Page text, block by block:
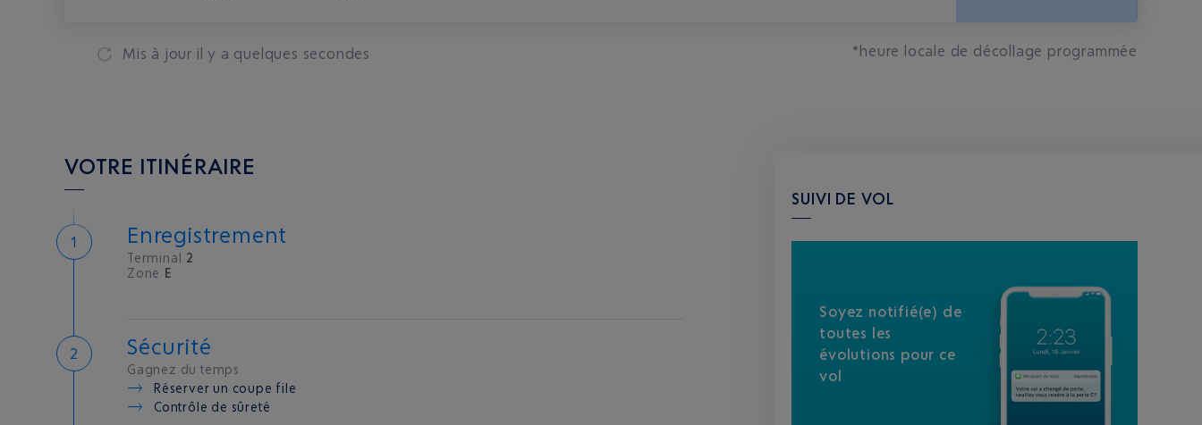
Mis à jour il y a quelques secondes *heure locale de décollage programmée
VOTRE ITINÉRAIRE
Enregistrement
Terminal 2
Zone E
Sécurité
Gagnez du temps
Réserver un coupe file
Contrôle de sûreté
SUIVI DE VOL
Soyez notifié(e) de
toutes les
évolutions pour ce
vol